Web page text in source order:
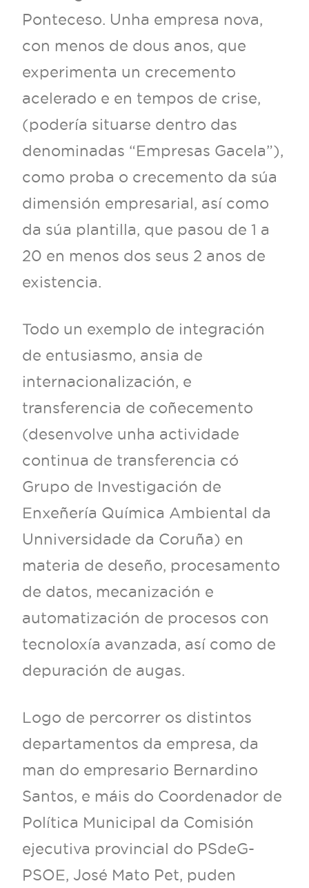
Ponteceso. Unha empresa nova,
con menos de dous anos, que
experimenta un crecemento
acelerado e en tempos de crise,
(podería situarse dentro das
denominadas “Empresas Gacela”),
como proba o crecemento da súa
dimensión empresarial, así como
da súa plantilla, que pasou de 1 a
20 en menos dos seus 2 anos de
existencia.
Todo un exemplo de integración
de entusiasmo, ansia de
internacionalización, e
transferencia de coñecemento
(desenvolve unha actividade
continua de transferencia có
Grupo de Investigación de
Enxeñería Química Ambiental da
Unniversidade da Coruña) en
materia de deseño, procesamento
de datos, mecanización e
automatización de procesos con
tecnoloxía avanzada, así como de
depuración de augas.
Logo de percorrer os distintos
departamentos da empresa, da
man do empresario Bernardino
Santos, e máis do Coordenador de
Política Municipal da Comisión
ejecutiva provincial do PSdeG-
PSOE, José Mato Pet, puden